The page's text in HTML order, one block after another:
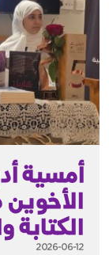
أمسية
الكتابة
2026-06-12